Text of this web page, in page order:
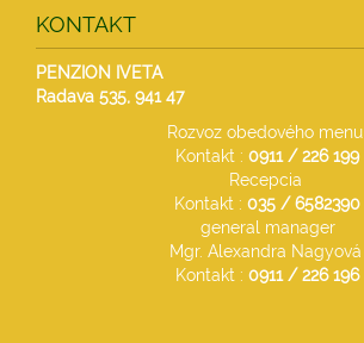
KONTAKT
PENZION IVETA
Radava 535, 941 47
Rozvoz obedového menu
Kontakt : 0911 / 226 199
Recepcia
Kontakt : 035 /6582390
general manager
Mgr. Alexandra Nagyová
Kontakt : 0911 / 226 196